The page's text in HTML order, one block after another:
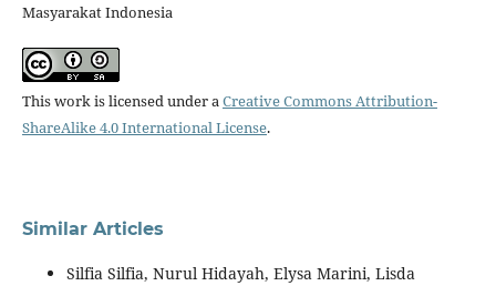
Masyarakat Indonesia
This work is licensed under aCreative Commons Attribution-
ShareAlike 4.0 International License.
Similar Articles
Silfia Silfia, Nurul Hidayah, Elysa Marini, Lisda